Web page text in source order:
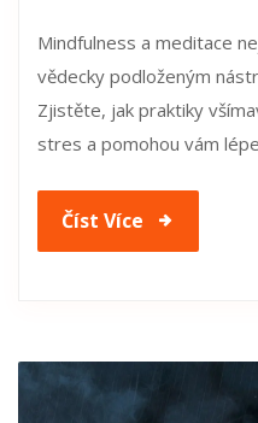
Mindfulness a meditace
vědecky podloženým
Zjistěte, jak praktiky
stres a pomohou vám
Číst Více